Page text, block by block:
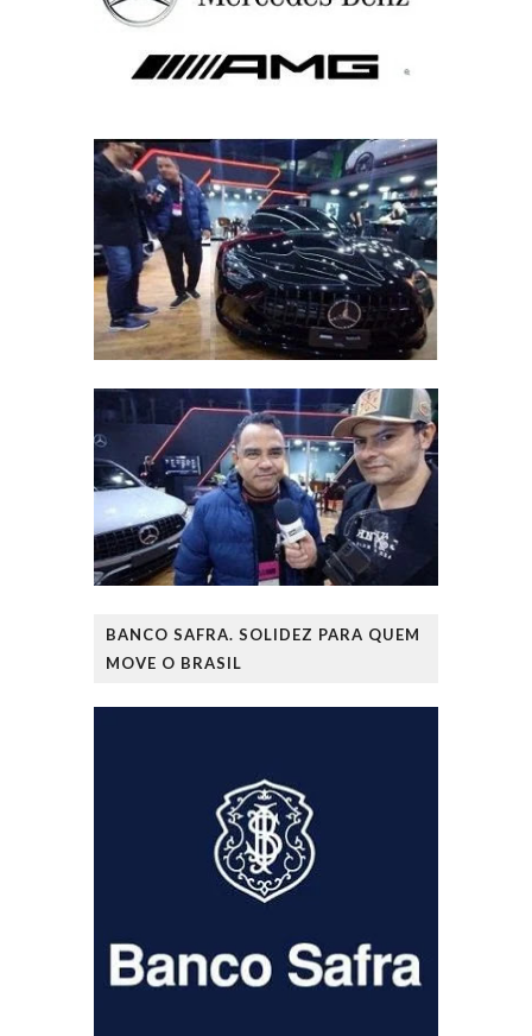
BANCO SAFRA. SOLIDEZ PARA QUEM
MOVE O BRASIL